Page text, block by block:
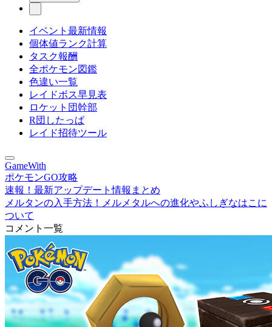
イベント最新情報
個体値ランク計算
タスク報酬
全ポケモン図鑑
色違い一覧
レイドボス早見表
ロケット団幹部
R団したっぱ
レイド招待ツール
GameWith
ポケモンGO攻略
速報！最新アップデート情報まとめ
メルタンの入手方法！メルメタルへの進化やふしぎなはこに
ついて
コメント一覧